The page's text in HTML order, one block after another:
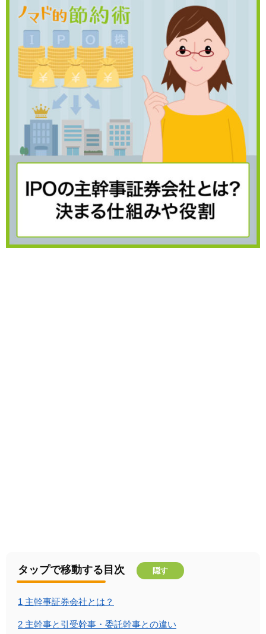
タップで移動する目次 隠す
1 主幹事証券会社とは？
2 主幹事と引受幹事・委託幹事との違い